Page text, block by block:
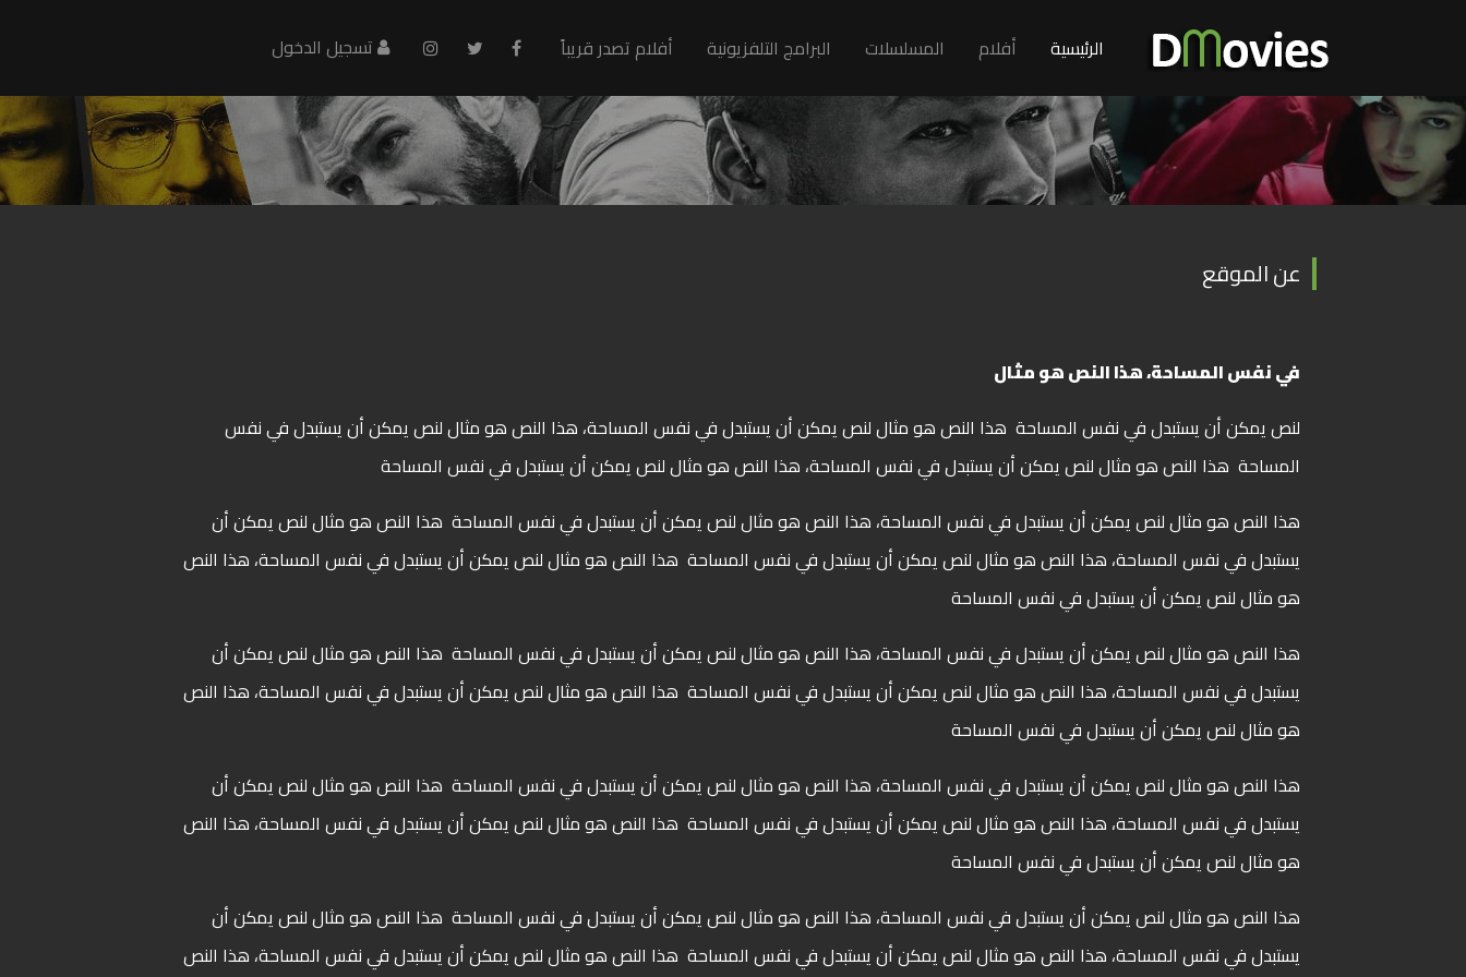
الرئيسية
(current) أفلام المسلسلات البرامج التلفزيونية أفلام تصدر قريباً تسجيل الدخول
عن الموقع
في نفس المساحة، هذا النص هو مثال
لنص يمكن أن يستبدل في نفس المساحة هذا النص هو مثال لنص يمكن أن يستبدل في نفس المساحة، هذا النص هو مثال لنص يمكن أن يستبدل في نفس
المساحة هذا النص هو مثال لنص يمكن أن يستبدل في نفس المساحة، هذا النص هو مثال لنص يمكن أن يستبدل في نفس المساحة
هذا النص هو مثال لنص يمكن أن يستبدل في نفس المساحة، هذا النص هو مثال لنص يمكن أن يستبدل في نفس المساحة هذا النص هو مثال لنص يمكن أن
يستبدل في نفس المساحة، هذا النص هو مثال لنص يمكن أن يستبدل في نفس المساحة هذا النص هو مثال لنص يمكن أن يستبدل في نفس المساحة، هذا النص
هو مثال لنص يمكن أن يستبدل في نفس المساحة
هذا النص هو مثال لنص يمكن أن يستبدل في نفس المساحة، هذا النص هو مثال لنص يمكن أن يستبدل في نفس المساحة هذا النص هو مثال لنص يمكن أن
يستبدل في نفس المساحة، هذا النص هو مثال لنص يمكن أن يستبدل في نفس المساحة هذا النص هو مثال لنص يمكن أن يستبدل في نفس المساحة، هذا النص
هو مثال لنص يمكن أن يستبدل في نفس المساحة
هذا النص هو مثال لنص يمكن أن يستبدل في نفس المساحة، هذا النص هو مثال لنص يمكن أن يستبدل في نفس المساحة هذا النص هو مثال لنص يمكن أن
يستبدل في نفس المساحة، هذا النص هو مثال لنص يمكن أن يستبدل في نفس المساحة هذا النص هو مثال لنص يمكن أن يستبدل في نفس المساحة، هذا النص
هو مثال لنص يمكن أن يستبدل في نفس المساحة
هذا النص هو مثال لنص يمكن أن يستبدل في نفس المساحة، هذا النص هو مثال لنص يمكن أن يستبدل في نفس المساحة هذا النص هو مثال لنص يمكن أن
يستبدل في نفس المساحة، هذا النص هو مثال لنص يمكن أن يستبدل في نفس المساحة هذا النص هو مثال لنص يمكن أن يستبدل في نفس المساحة، هذا النص